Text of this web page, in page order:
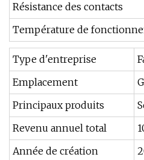
Résistance des contacts
Température de
Type d'entreprise
Emplacement
Principaux produits
Revenu annuel total
Année de création